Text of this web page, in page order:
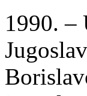
1990. –